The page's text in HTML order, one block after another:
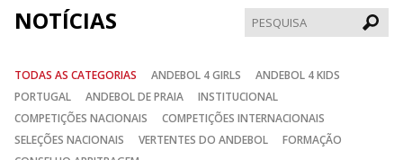
NOTÍCIAS
TODAS AS CATEGORIAS ANDEBOL 4 GIRLS
ANDEBOL 4 KIDS
PORTUGAL
ANDEBOL DE PRAIA
INSTITUCIONAL
COMPETIÇÕES NACIONAIS
COMPETIÇÕES INTERNACIONAIS
SELEÇÕES NACIONAIS
VERTENTES DO ANDEBOL
FORMAÇÃO